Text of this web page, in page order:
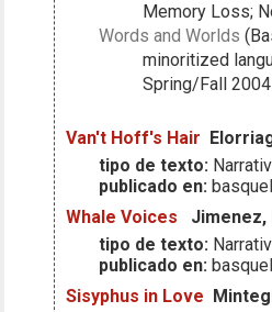
Memory Loss;
Words and Worlds
minoritized
Spring/Fall 2004
Van't Hoff's Hair
tipo de texto:
publicado en:
Whale Voices
Jimenez,
tipo de texto:
publicado en:
Sisyphus in Love